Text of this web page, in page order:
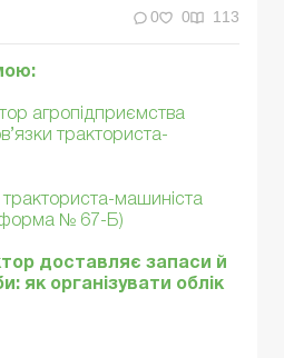
0 0 113
агропідприємства
тракториста-
тракториста-машиніста
форма № 67-Б)
доставляє запаси й
як організувати облік